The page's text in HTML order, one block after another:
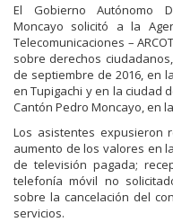
El Gobierno Autónomo
Moncayo solicitó a la
Telecomunicaciones –
sobre derechos
de septiembre de 2016, en
en Tupigachi y en la ciudad
Cantón Pedro Moncayo, en
Los asistentes expusieron
aumento de los valores en
de televisión pagada;
telefonía móvil no
sobre la cancelación del
servicios.